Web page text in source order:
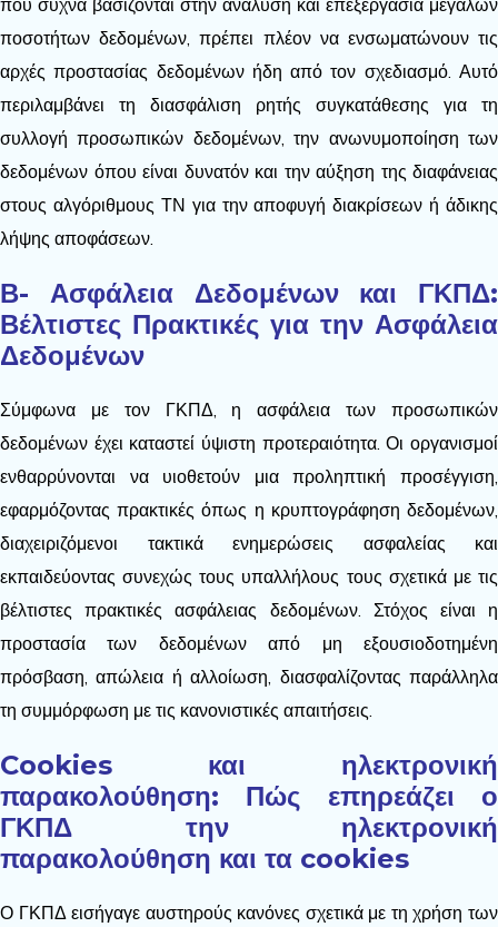
που συχνά βασίζονται στην ανάλυση και επεξεργασία μεγάλων
ποσοτήτων δεδομένων, πρέπει πλέον να ενσωματώνουν τις
αρχές προστασίας δεδομένων ήδη από τον σχεδιασμό. Αυτό
περιλαμβάνει τη διασφάλιση ρητής συγκατάθεσης για τη
συλλογή προσωπικών δεδομένων, την ανωνυμοποίηση των
δεδομένων όπου είναι δυνατόν και την αύξηση της διαφάνειας
στους αλγόριθμους ΤΝ για την αποφυγή διακρίσεων ή άδικης
λήψης αποφάσεων.
Β- Ασφάλεια Δεδομένων και ΓΚΠΔ:
Βέλτιστες Πρακτικές για την Ασφάλεια
Δεδομένων
Σύμφωνα με τον ΓΚΠΔ, η ασφάλεια των προσωπικών
δεδομένων έχει καταστεί ύψιστη προτεραιότητα. Οι οργανισμοί
ενθαρρύνονται να υιοθετούν μια προληπτική προσέγγιση,
εφαρμόζοντας πρακτικές όπως η κρυπτογράφηση δεδομένων,
διαχειριζόμενοι τακτικά ενημερώσεις ασφαλείας και
εκπαιδεύοντας συνεχώς τους υπαλλήλους τους σχετικά με τις
βέλτιστες πρακτικές ασφάλειας δεδομένων. Στόχος είναι η
προστασία των δεδομένων από μη εξουσιοδοτημένη
πρόσβαση, απώλεια ή αλλοίωση, διασφαλίζοντας παράλληλα
τη συμμόρφωση με τις κανονιστικές απαιτήσεις.
Cookies και ηλεκτρονική
παρακολούθηση: Πώς επηρεάζει ο
ΓΚΠΔ την ηλεκτρονική
παρακολούθηση και τα cookies
Ο ΓΚΠΔ εισήγαγε αυστηρούς κανόνες σχετικά με τη χρήση των